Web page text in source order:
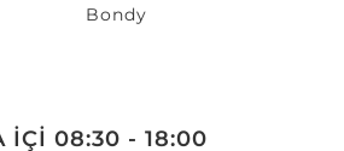
Bondy
İÇİ 08:30 - 18:00